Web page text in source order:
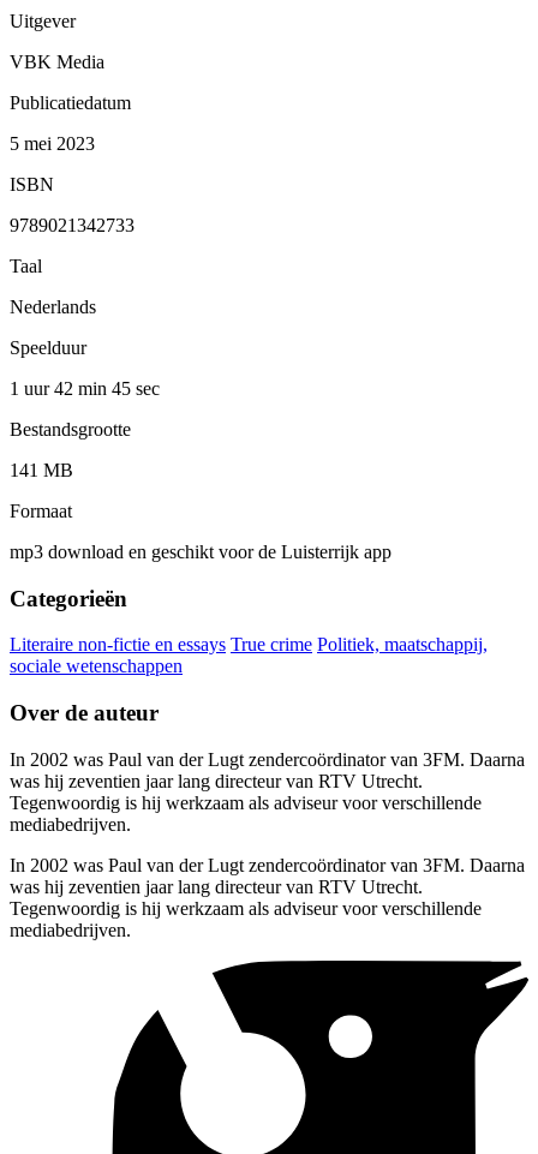
Uitgever
VBK Media
Publicatiedatum
5 mei 2023
ISBN
9789021342733
Taal
Nederlands
Speelduur
1 uur 42 min 45 sec
Bestandsgrootte
141 MB
Formaat
mp3 download en geschikt voor de Luisterrijk app
Categorieën
Literaire non-fictie en essays True crime Politiek, maatschappij,
sociale wetenschappen
Over de auteur
In 2002 was Paul van der Lugt zendercoördinator van 3FM. Daarna
was hij zeventien jaar lang directeur van RTV Utrecht.
Tegenwoordig is hij werkzaam als adviseur voor verschillende
mediabedrijven.
In 2002 was Paul van der Lugt zendercoördinator van 3FM. Daarna
was hij zeventien jaar lang directeur van RTV Utrecht.
Tegenwoordig is hij werkzaam als adviseur voor verschillende
mediabedrijven.